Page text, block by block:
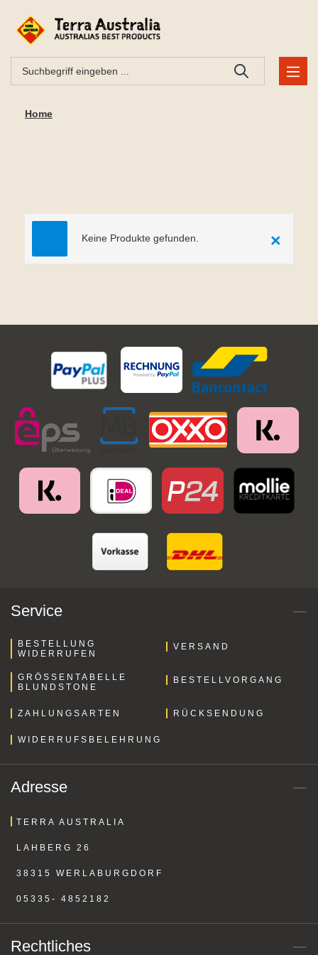
Home
Keine Produkte gefunden. ×
Service
BESTELLUNG
WIDERRUFEN
VERSAND
GRÖSSENTABELLE B
LUNDSTONE
BESTELLVORGANG
ZAHLUNGSARTEN RÜCKSENDUNG
WIDERRUFSBELEHRUNG
Adresse
TERRA AUSTRALIA
LAHBERG 26
38315 WERLABURGDORF
05335- 4852182
Rechtliches